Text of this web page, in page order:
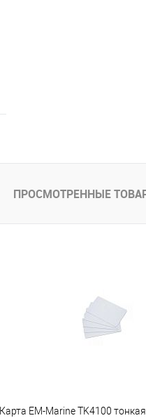
ПРОСМОТРЕННЫЕ
Карта EM-Marine TK4100